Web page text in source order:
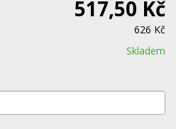
517,50 Kč
626 Kč
Skladem